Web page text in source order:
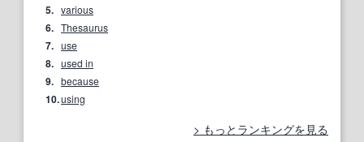
5. various
6. Thesaurus
7. use
8. used in
9. because
10.using
もっとランキングを見る